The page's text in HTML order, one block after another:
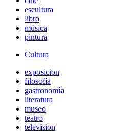
escultura
libro
música
pintura
Cultura
exposicion
filosofía
gastronomía
literatura
museo
teatro
television